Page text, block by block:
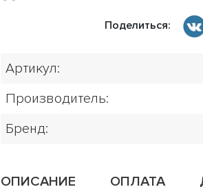
Поделиться:
Артикул:
Производитель:
Бренд:
ОПИСАНИЕ ОПЛАТА